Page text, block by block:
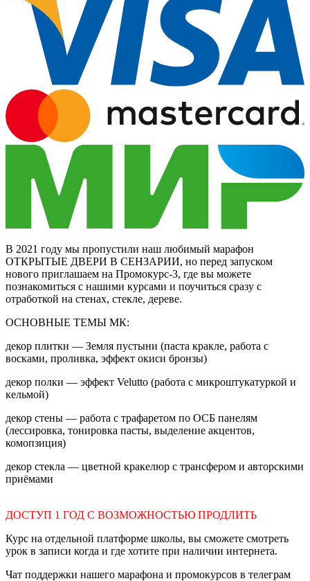
В 2021 году мы пропустили наш любимый марафон
ОТКРЫТЫЕ ДВЕРИ В СЕНЗАРИИ, но перед запуском
нового приглашаем на Промокурс-3, где вы можете
познакомиться с нашими курсами и поучиться сразу с
отработкой на стенах, стекле, дереве.
ОСНОВНЫЕ ТЕМЫ МК:
декор плитки — Земля пустыни (паста кракле, работа с
восками, проливка, эффект окиси бронзы)
декор полки — эффект Velutto (работа с микроштукатуркой и
кельмой)
декор стены — работа с трафаретом по ОСБ панелям
(лессировка, тонировка пасты, выделение акцентов,
комопзиция)
декор стекла — цветной кракелюр с трансфером и авторскими
приёмами
ДОСТУП 1 ГОД С ВОЗМОЖНОСТЬЮ ПРОДЛИТЬ
Курс на отдельной платформе школы, вы сможете смотреть
урок в записи когда и где хотите при наличии интернета.
Чат поддержки нашего марафона и промокурсов в телеграм